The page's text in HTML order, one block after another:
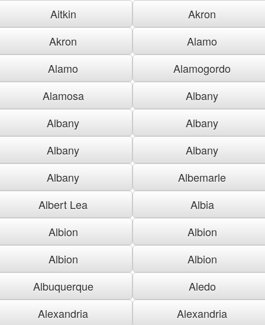
Aitkin
Akron
Akron
Alamo
Alamo
Alamogordo
Alamosa
Albany
Albany
Albany
Albany
Albany
Albany
Albemarle
Albert Lea
Albia
Albion
Albion
Albion
Albion
Albuquerque
Aledo
Alexandria
Alexandria